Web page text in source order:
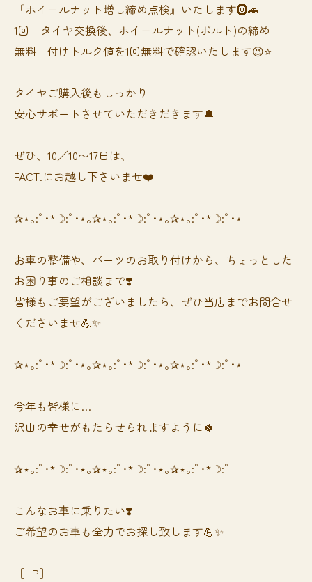
『ホイールナット増し締め点検』いたします🛞🚗
1回 タイヤ交換後、ホイールナット(ボルト)の締め
無料 付けトルク値を1回無料で確認いたします😉⭐️
タイヤご購入後もしっかり
安心サポートさせていただきだきます🔔
ぜひ、10／10〜17日は、
FACT.にお越し下さいませ❤️
✰⋆｡:ﾟ･*☽:ﾟ･⋆｡✰⋆｡:ﾟ･*☽:ﾟ･⋆｡✰⋆｡:ﾟ･*☽:ﾟ･⋆
お車の整備や、パーツのお取り付けから、ちょっとした
お困り事のご相談まで❣️
皆様もご要望がございましたら、ぜひ当店までお問合せ
くださいませ💪✨
✰⋆｡:ﾟ･*☽:ﾟ･⋆｡✰⋆｡:ﾟ･*☽:ﾟ･⋆｡✰⋆｡:ﾟ･*☽:ﾟ･⋆
今年も皆様に…
沢山の幸せがもたらせられますように🍀
✰⋆｡:ﾟ･*☽:ﾟ･⋆｡✰⋆｡:ﾟ･*☽:ﾟ･⋆｡✰⋆｡:ﾟ･*☽:ﾟ
⁡⁡⁡こんなお車に乗りたい❣️
ご希望のお車も全力でお探し致します💪✨
［HP］